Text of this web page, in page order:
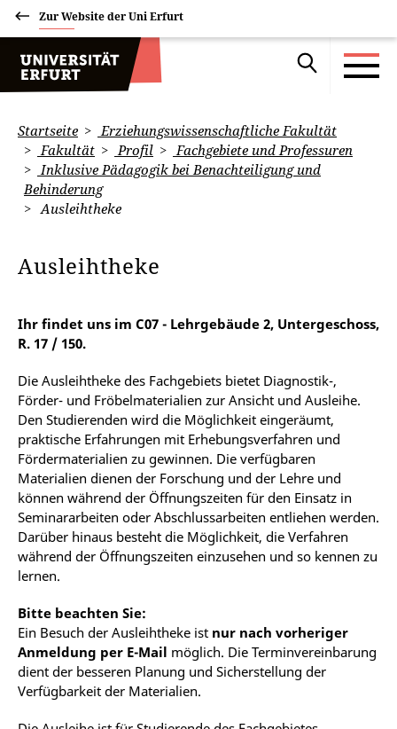
Zur Website der Uni Erfurt
Startseite
Erziehungswissenschaftliche Fakultät
Fakultät
Profil
Fachgebiete und Professuren
Inklusive Pädagogik bei Benachteiligung und
Behinderung
Ausleihtheke
Ausleihtheke
Ihr findet uns im C07 - Lehrgebäude 2, Untergeschoss,
R. 17 / 150.
Die Ausleihtheke des Fachgebiets bietet Diagnostik-,
Förder- und Fröbelmaterialien zur Ansicht und Ausleihe.
Den Studierenden wird die Möglichkeit eingeräumt,
praktische Erfahrungen mit Erhebungsverfahren und
Fördermaterialien zu gewinnen. Die verfügbaren
Materialien dienen der Forschung und der Lehre und
können während der Öffnungszeiten für den Einsatz in
Seminararbeiten oder Abschlussarbeiten entliehen werden.
Darüber hinaus besteht die Möglichkeit, die Verfahren
während der Öffnungszeiten einzusehen und so kennen zu
lernen.
Bitte beachten Sie:
Ein Besuch der Ausleihtheke ist nur nach vorheriger
Anmeldung per E-Mail möglich. Die Terminvereinbarung
dient der besseren Planung und Sicherstellung der
Verfügbarkeit der Materialien.